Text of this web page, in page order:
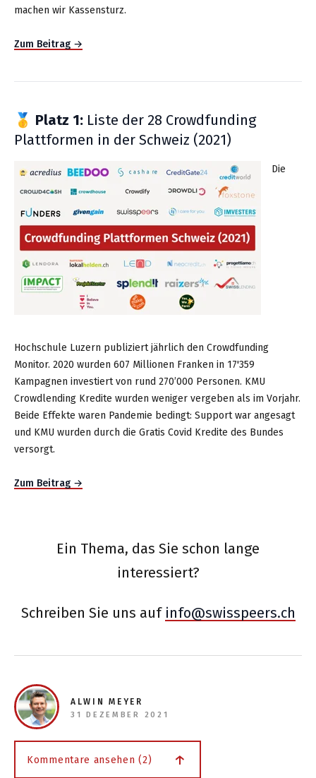
machen wir Kassensturz.
Zum Beitrag →
🥇 Platz 1: Liste der 28 Crowdfunding
Plattformen in der Schweiz (2021)
Die
Hochschule Luzern publiziert jährlich den Crowdfunding
Monitor. 2020 wurden 607 Millionen Franken in 17'359
Kampagnen investiert von rund 270’000 Personen. KMU
Crowdlending Kredite wurden weniger vergeben als im Vorjahr.
Beide Effekte waren Pandemie bedingt: Support war angesagt
und KMU wurden durch die Gratis Covid Kredite des Bundes
versorgt.
Zum Beitrag →
Ein Thema, das Sie schon lange
interessiert?
Schreiben Sie uns auf info@swisspeers.ch
ALWIN MEYER
31 DEZEMBER 2021
Kommentare ansehen (2)